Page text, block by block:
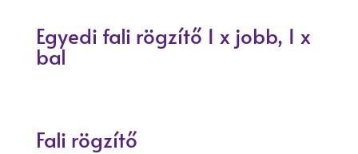
Egyedi fali rögzítő 1 x jobb, 1 x
bal
Fali rögzítő